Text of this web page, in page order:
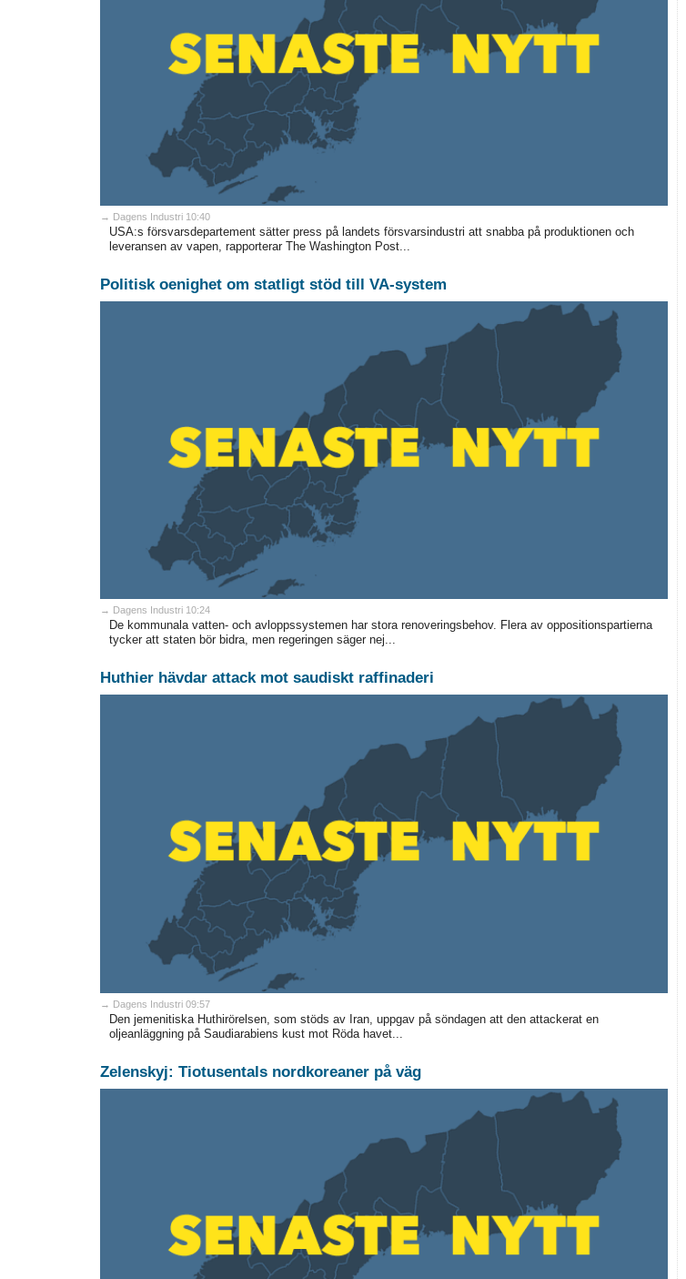
→ Dagens Industri 10:40
USA:s försvarsdepartement sätter press på landets försvarsindustri att snabba på produktionen och
leveransen av vapen, rapporterar The Washington Post...
Politisk oenighet om statligt stöd till VA-system
→ Dagens Industri 10:24
De kommunala vatten- och avloppssystemen har stora renoveringsbehov. Flera av oppositionspartierna
tycker att staten bör bidra, men regeringen säger nej...
Huthier hävdar attack mot saudiskt raffinaderi
→ Dagens Industri 09:57
Den jemenitiska Huthirörelsen, som stöds av Iran, uppgav på söndagen att den attackerat en
oljeanläggning på Saudiarabiens kust mot Röda havet...
Zelenskyj: Tiotusentals nordkoreaner på väg